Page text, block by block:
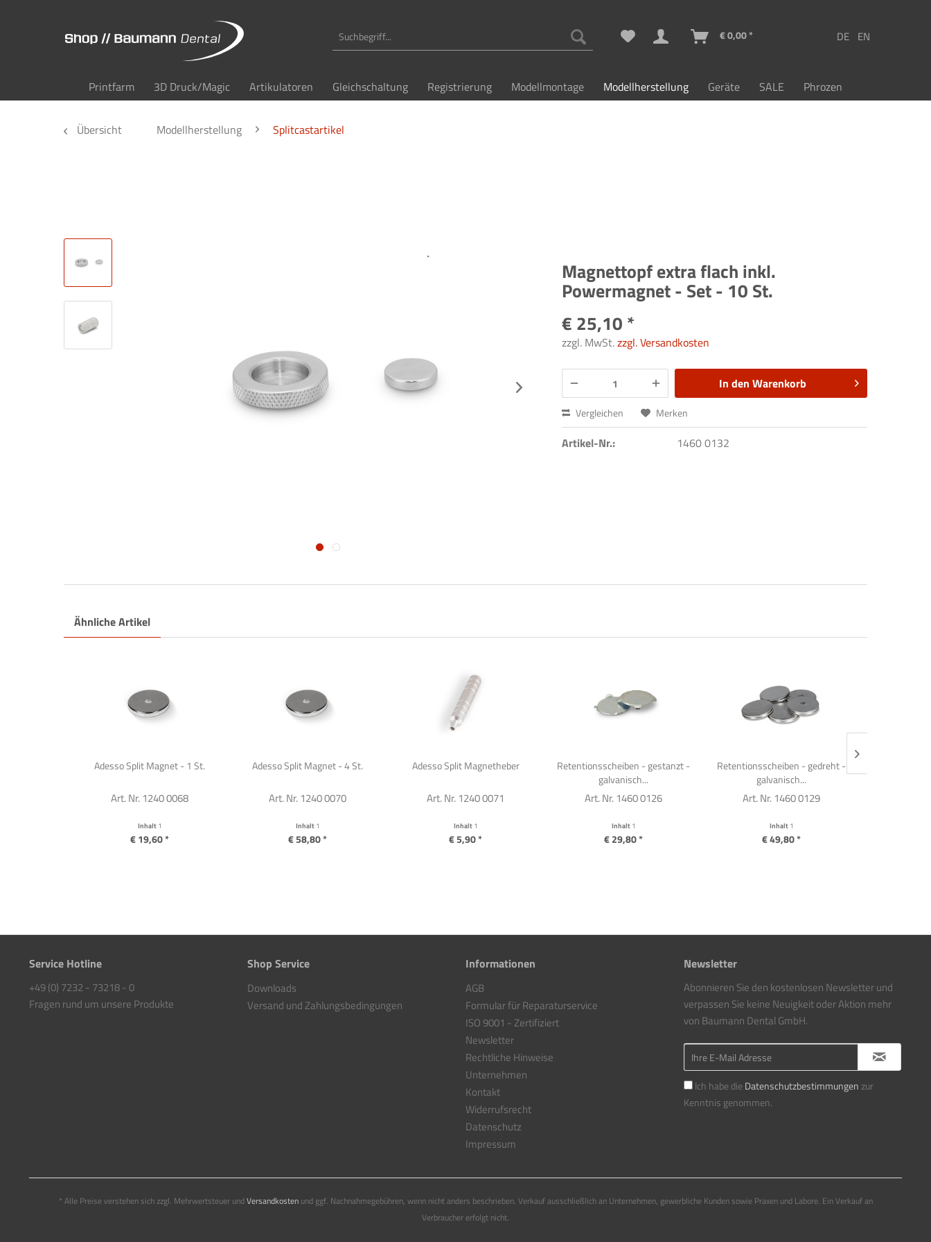
€ 0,00 *
Printfarm 3D Druck/Magic Artikulatoren Gleichschaltung Registrierung Modellmontage Modellherstellung Geräte SALE Phrozen
Übersicht Modellherstellung Splitcastartikel
Magnettopf extra flach inkl.
Powermagnet - Set - 10 St.
€ 25,10 *
zzgl. MwSt.zzgl. Versandkosten
In den Warenkorb
Vergleichen Merken
Artikel-Nr.: 1460 0132
Ähnliche Artikel
Adesso Split Magnet - 1 St.
Art. Nr. 1240 0068
Inhalt 1
€ 19,60 *
Adesso Split Magnet - 4 St.
Art. Nr. 1240 0070
Inhalt 1
€ 58,80 *
Adesso Split Magnetheber
Art. Nr. 1240 0071
Inhalt 1
€ 5,90 *
Retentionsscheiben - gestanzt -
galvanisch...
Art. Nr. 1460 0126
Inhalt 1
€ 29,80 *
Retentionsscheiben - gedreht -
galvanisch...
Art. Nr. 1460 0129
Inhalt 1
€ 49,80 *
Service Hotline
+49 (0) 7232 - 73218 - 0
Fragen rund um unsere Produkte
Shop Service
Downloads
Versand und Zahlungsbedingungen
Informationen
AGB
Formular für Reparaturservice
ISO 9001 - Zertifiziert
Newsletter
Rechtliche Hinweise
Unternehmen
Kontakt
Widerrufsrecht
Datenschutz
Impressum
Newsletter
Abonnieren Sie den kostenlosen Newsletter und
verpassen Sie keine Neuigkeit oder Aktion mehr
von Baumann Dental GmbH.
Ich habe dieDatenschutzbestimmungenzur
Kenntnis genommen.
* Alle Preise verstehen sich zzgl. Mehrwertsteuer undVersandkostenund ggf. Nachnahmegebühren, wenn nicht anders beschrieben. Verkauf ausschließlich an Unternehmen, gewerbliche Kunden sowie Praxen und Labore. Ein Verkauf an
Verbraucher erfolgt nicht.